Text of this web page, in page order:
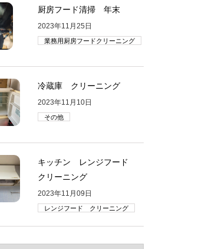
厨房フード清掃 年末
2023年11月25日
業務用厨房フードクリーニング
冷蔵庫 クリーニング
2023年11月10日
その他
キッチン レンジフード
クリーニング
2023年11月09日
レンジフード クリーニング